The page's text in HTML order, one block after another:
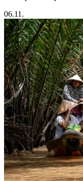
06.11.